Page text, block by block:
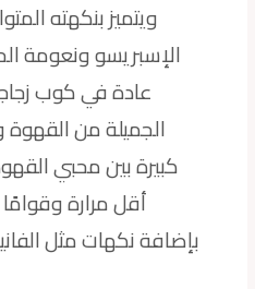
ويتميز بنكهته
الإسبريسو ونعومة
عادة في كوب
الجميلة من
كبيرة بين محبي
أقل مرارة
بإضافة نكهات مثل